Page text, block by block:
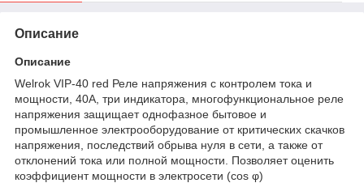
Описание
Описание
Welrok VIP-40 red Реле напряжения с контролем тока и
мощности, 40А, три индикатора, многофункциональное реле
напряжения защищает однофазное бытовое и
промышленное электрооборудование от критических скачков
напряжения, последствий обрыва нуля в сети, а также от
отклонений тока или полной мощности. Позволяет оценить
коэффициент мощности в электросети (cos φ)